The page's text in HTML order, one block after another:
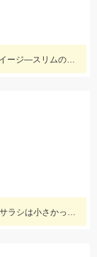
ヒットスッテはコロコロスッテ15号の赤緑やイージ―スリムのホワイトレッドヘッドです！
朝イチの明るくなってすぐのヒットでした。 サラシは小さかったですがベイトが入っておりヒラスズキは活発でした。